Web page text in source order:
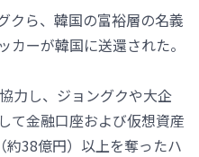
クら、韓国の富裕層の名義
カーが韓国に送還された。
力し、ジョングクや大企
て金融口座および仮想資産
38億円）以上を奪ったハ